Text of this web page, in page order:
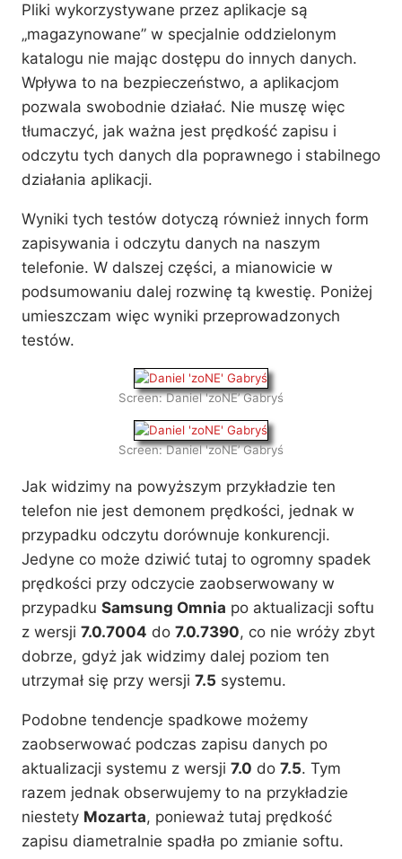
Pliki wykorzystywane przez aplikacje są
„magazynowane” w specjalnie oddzielonym
katalogu nie mając dostępu do innych danych.
Wpływa to na bezpieczeństwo, a aplikacjom
pozwala swobodnie działać. Nie muszę więc
tłumaczyć, jak ważna jest prędkość zapisu i
odczytu tych danych dla poprawnego i stabilnego
działania aplikacji.
Wyniki tych testów dotyczą również innych form
zapisywania i odczytu danych na naszym
telefonie. W dalszej części, a mianowicie w
podsumowaniu dalej rozwinę tą kwestię. Poniżej
umieszczam więc wyniki przeprowadzonych
testów.
Screen: Daniel 'zoNE’ Gabryś
Screen: Daniel 'zoNE’ Gabryś
Jak widzimy na powyższym przykładzie ten
telefon nie jest demonem prędkości, jednak w
przypadku odczytu dorównuje konkurencji.
Jedyne co może dziwić tutaj to ogromny spadek
prędkości przy odczycie zaobserwowany w
przypadku Samsung Omnia po aktualizacji softu
z wersji 7.0.7004 do 7.0.7390, co nie wróży zbyt
dobrze, gdyż jak widzimy dalej poziom ten
utrzymał się przy wersji 7.5 systemu.
Podobne tendencje spadkowe możemy
zaobserwować podczas zapisu danych po
aktualizacji systemu z wersji 7.0 do 7.5. Tym
razem jednak obserwujemy to na przykładzie
niestety Mozarta, ponieważ tutaj prędkość
zapisu diametralnie spadła po zmianie softu.